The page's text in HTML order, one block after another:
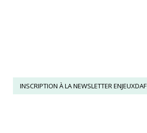
INSCRIPTION À LA NEWSLETTER ENJEUXDAF